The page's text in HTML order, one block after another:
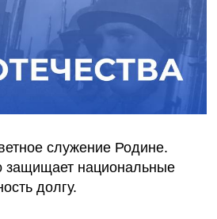
служение Родине.
защищает национальные
долгу.